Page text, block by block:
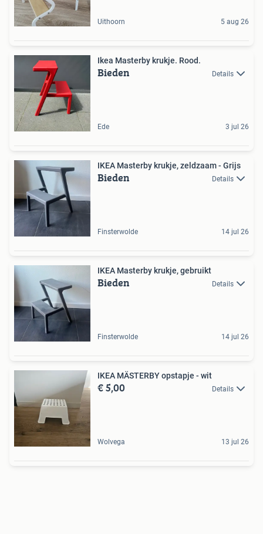
Uithoorn 5 aug 26
Ikea Masterby krukje. Rood.
Bieden Details
Ede 3 jul 26
IKEA Masterby krukje, zeldzaam - Grijs
Bieden Details
Finsterwolde 14 jul 26
IKEA Masterby krukje, gebruikt
Bieden Details
Finsterwolde 14 jul 26
IKEA MÄSTERBY opstapje - wit
€ 5,00 Details
Wolvega 13 jul 26